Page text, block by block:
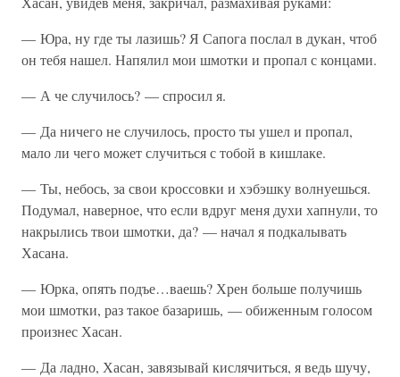
— Юра, ну где ты лазишь? Я Сапога послал в дукан, чтоб
он тебя нашел. Напялил мои шмотки и пропал с концами.
— А че случилось? — спросил я.
— Да ничего не случилось, просто ты ушел и пропал,
мало ли чего может случиться с тобой в кишлаке.
— Ты, небось, за свои кроссовки и хэбэшку волнуешься.
Подумал, наверное, что если вдруг меня духи хапнули, то
накрылись твои шмотки, да? — начал я подкалывать
Хасана.
— Юрка, опять подъе…ваешь? Хрен больше получишь
мои шмотки, раз такое базаришь, — обиженным голосом
произнес Хасан.
— Да ладно, Хасан, завязывай кислячиться, я ведь шучу,